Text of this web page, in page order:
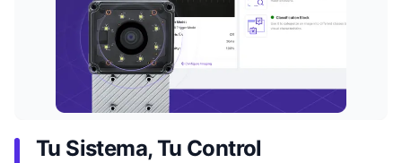
Tu Sistema, Tu Control